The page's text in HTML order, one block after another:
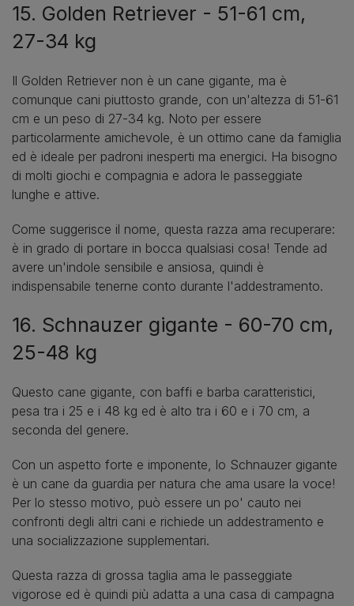
15. Golden Retriever - 51-61 cm,
27-34 kg
Il Golden Retriever non è un cane gigante, ma è
comunque cani piuttosto grande, con un'altezza di 51-61
cm e un peso di 27-34 kg. Noto per essere
particolarmente amichevole, è un ottimo cane da famiglia
ed è ideale per padroni inesperti ma energici. Ha bisogno
di molti giochi e compagnia e adora le passeggiate
lunghe e attive.
Come suggerisce il nome, questa razza ama recuperare:
è in grado di portare in bocca qualsiasi cosa! Tende ad
avere un'indole sensibile e ansiosa, quindi è
indispensabile tenerne conto durante l'addestramento.
16. Schnauzer gigante - 60-70 cm,
25-48 kg
Questo cane gigante, con baffi e barba caratteristici,
pesa tra i 25 e i 48 kg ed è alto tra i 60 e i 70 cm, a
seconda del genere.
Con un aspetto forte e imponente, lo Schnauzer gigante
è un cane da guardia per natura che ama usare la voce!
Per lo stesso motivo, può essere un po' cauto nei
confronti degli altri cani e richiede un addestramento e
una socializzazione supplementari.
Questa razza di grossa taglia ama le passeggiate
vigorose ed è quindi più adatta a una casa di campagna